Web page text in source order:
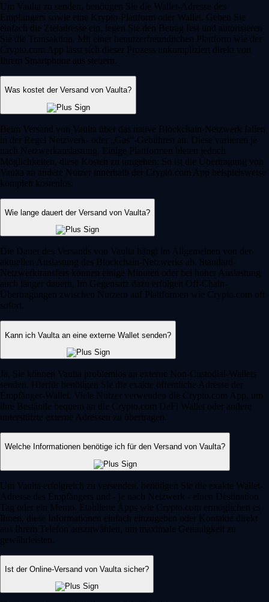
Um Vaulta zu senden, benötigen Sie die Wallet-Adresse des
Empfängers sowie eine Krypto-Plattform oder Wallet. Geben Sie
einfach die Zieladresse ein, legen Sie den Betrag fest und autorisieren
Sie die Transaktion. Mit einer benutzerfreundlichen Plattform wie der
Crypto.com App lässt sich dieser Prozess unkompliziert direkt von
Ihrem Smartphone aus steuern.
Was kostet der Versand von Vaulta?
Beim Versand von Vaulta über das native Blockchain-Netzwerk fallen
in der Regel Netzwerk- oder „Gas“-Gebühren an. Diese variieren je
nach Netzwerkauslastung. Einige Plattformen bieten jedoch
Möglichkeiten, diese Kosten zu umgehen: So ist die Übertragung von
Vaulta an andere Nutzer innerhalb der Crypto.com App beispielsweise
komplett kostenlos.
Wie lange dauert der Versand von Vaulta?
Die Dauer des Versands von Vaulta hängt im Allgemeinen von der
aktuellen Auslastung des Blockchain-Netzwerks ab. Standard-
Netzwerktransfers können einige Minuten oder bei hoher Auslastung
auch länger dauern. Im Gegensatz dazu erfolgen Off-Chain-
Übertragungen zwischen Nutzern auf Plattformen wie Crypto.com oft
sofort.
Kann ich Vaulta an eine externe Wallet senden?
Ja, Sie können Vaulta problemlos an externe Non-Custodial-Wallets
senden. Hierfür benötigen Sie die exakte öffentliche Adresse der
Empfänger-Wallet. Viele Nutzer verwenden die Crypto.com App, um
ihre Bestände bequem an die Crypto.com DeFi Wallet oder andere
unterstützte externe Adressen zu übertragen.
Welche Informationen benötige ich für den Versand von Vaulta?
Um Vaulta erfolgreich zu versenden, benötigen Sie die exakte Wallet-
Adresse des Empfängers und - je nach Netzwerk - einen Destination
Tag oder ein Memo. Etablierte Apps wie Crypto.com ermöglichen es
Ihnen, diese Informationen einfach einzugeben oder Kontakte direkt
aus Ihrem Telefon auszuwählen, um maximale Genauigkeit zu
gewährleisten.
Ist der Online-Versand von Vaulta sicher?